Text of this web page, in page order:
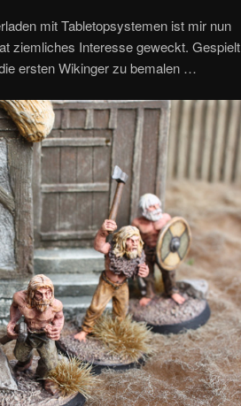
mit Tabletopsystemen ist mir nun
ziemliches Interesse geweckt. Gespielt
ersten Wikinger zu bemalen …